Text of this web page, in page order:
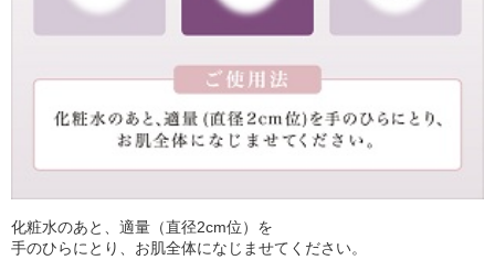
化粧水のあと、適量（直径2cm位）を
手のひらにとり、お肌全体になじませてください。